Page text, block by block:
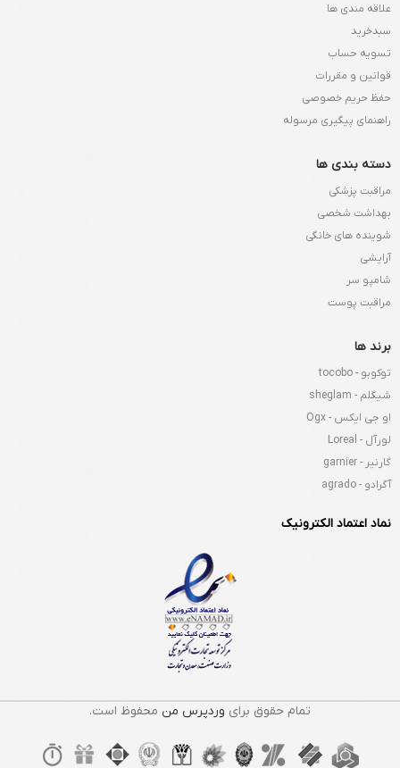
علاقه مندی ها
سبدخرید
تسویه حساب
قوانین و مقررات
حفظ حریم خصوصی
راهنمای پیگیری مرسوله
دسته بندی ها
مراقبت پزشکی
بهداشت شخصی
شوینده های خانگی
آرایشی
شامپو سر
مراقبت پوست
برند ها
توکوبو - tocobo
شیگلم - sheglam
او جی ایکس - Ogx
لورآل - Loreal
گارنیر - garnier
آگرادو - agrado
نماد اعتماد الکترونیک
تمام حقوق برای وردپرس من محفوظ است.
ماسک